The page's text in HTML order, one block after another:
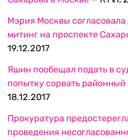
Мэрия Москвы
митинг на проспекте
19.12.2017
Яшин пообещал подать в
попытку сорвать районный
18.12.2017
Прокуратура
проведения